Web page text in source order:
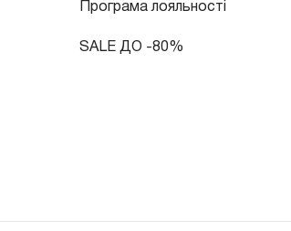
Програма лояльності
SALE ДО -80%